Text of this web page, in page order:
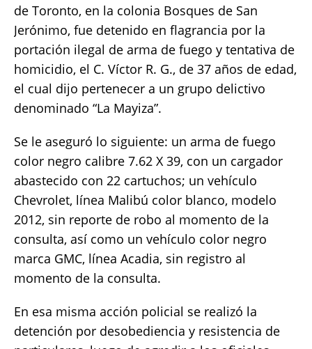
de Toronto, en la colonia Bosques de San
Jerónimo, fue detenido en flagrancia por la
portación ilegal de arma de fuego y tentativa de
homicidio, el C. Víctor R. G., de 37 años de edad,
el cual dijo pertenecer a un grupo delictivo
denominado “La Mayiza”.
Se le aseguró lo siguiente: un arma de fuego
color negro calibre 7.62 X 39, con un cargador
abastecido con 22 cartuchos; un vehículo
Chevrolet, línea Malibú color blanco, modelo
2012, sin reporte de robo al momento de la
consulta, así como un vehículo color negro
marca GMC, línea Acadia, sin registro al
momento de la consulta.
En esa misma acción policial se realizó la
detención por desobediencia y resistencia de